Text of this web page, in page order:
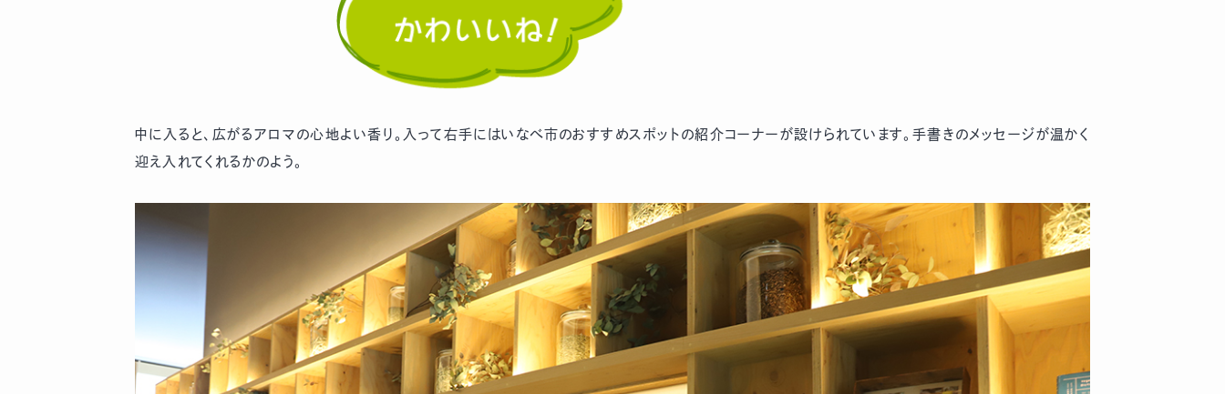
中に入ると、広がるアロマの心地よい香り。入って右手にはいなべ市のおすすめスポットの紹介コーナーが設けられています。手書きのメッセージが温かく
迎え入れてくれるかのよう。